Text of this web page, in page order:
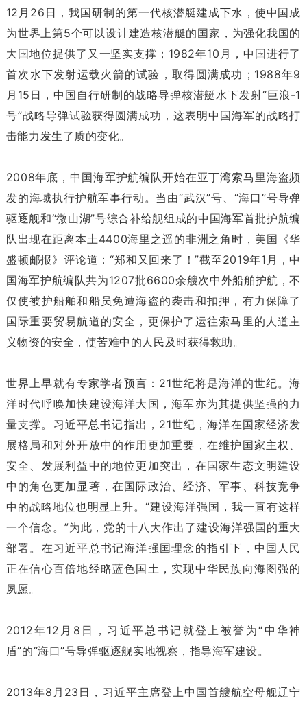
12月26日，我国研制的第一代核潜艇建成下水，使中国成
为世界上第5个可以设计建造核潜艇的国家，为强化我国的
大国地位提供了又一坚实支撑；1982年10月，中国进行了
首次水下发射运载火箭的试验，取得圆满成功；1988年9
月15日，中国自行研制的战略导弹核潜艇水下发射“巨浪-1
号”战略导弹试验获得圆满成功，这表明中国海军的战略打
击能力发生了质的变化。
2008年底，中国海军护航编队开始在亚丁湾索马里海盗频
发的海域执行护航军事行动。当由“武汉”号、“海口”号导弹
驱逐舰和“微山湖”号综合补给舰组成的中国海军首批护航编
队出现在距离本土4400海里之遥的非洲之角时，美国《华
盛顿邮报》评论道：“郑和又回来了！”截至2019年1月，中
国海军护航编队共为1207批6600余艘次中外船舶护航，不
仅使被护船舶和船员免遭海盗的袭击和扣押，有力保障了
国际重要贸易航道的安全，更保护了运往索马里的人道主
义物资的安全，使苦难中的人民及时获得救助。
世界上早就有专家学者预言：21世纪将是海洋的世纪。海
洋时代呼唤加快建设海洋大国，海军亦为其提供坚强的力
量支撑。习近平总书记指出，21世纪，海洋在国家经济发
展格局和对外开放中的作用更加重要，在维护国家主权、
安全、发展利益中的地位更加突出，在国家生态文明建设
中的角色更加显著，在国际政治、经济、军事、科技竞争
中的战略地位也明显上升。“建设海洋强国，我一直有这样
一个信念。”为此，党的十八大作出了建设海洋强国的重大
部署。在习近平总书记海洋强国理念的指引下，中国人民
正在信心百倍地经略蓝色国土，实现中华民族向海图强的
夙愿。
2012年12月8日，习近平总书记就登上被誉为“中华神
盾”的“海口”号导弹驱逐舰实地视察，指导海军建设。
2013年8月23日，习近平主席登上中国首艘航空母舰辽宁